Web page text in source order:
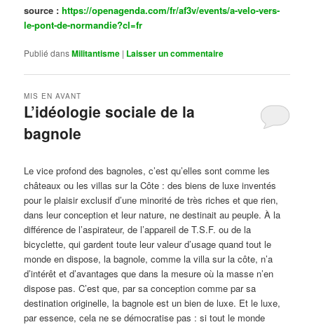
source :https://openagenda.com/fr/af3v/events/a-velo-vers-
le-pont-de-normandie?cl=fr
Publié dansMilitantisme | Laisser un commentaire
L’idéologie sociale de la
bagnole
MIS EN AVANT
Le vice profond des bagnoles, c’est qu’elles sont comme les
châteaux ou les villas sur la Côte : des biens de luxe inventés
pour le plaisir exclusif d’une minorité de très riches et que rien,
dans leur conception et leur nature, ne destinait au peuple. À la
différence de l’aspirateur, de l’appareil de T.S.F. ou de la
bicyclette, qui gardent toute leur valeur d’usage quand tout le
monde en dispose, la bagnole, comme la villa sur la côte, n’a
d’intérêt et d’avantages que dans la mesure où la masse n’en
dispose pas. C’est que, par sa conception comme par sa
destination originelle, la bagnole est un bien de luxe. Et le luxe,
par essence, cela ne se démocratise pas : si tout le monde